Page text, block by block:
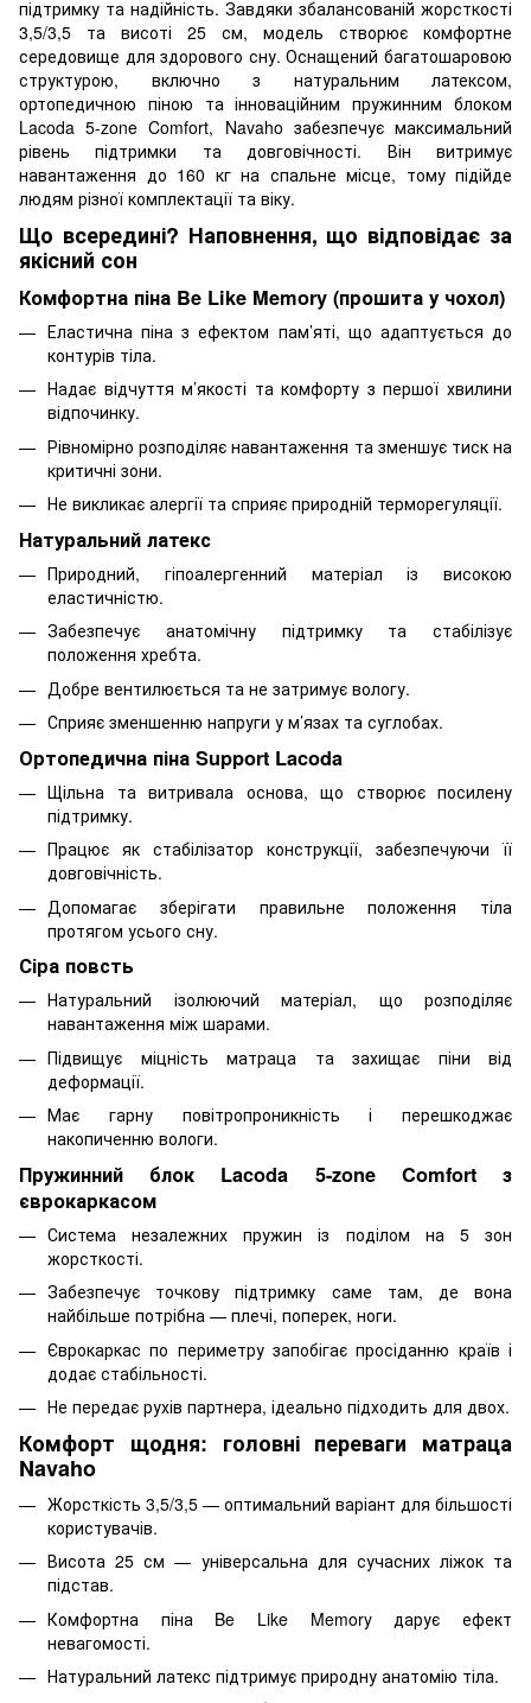
підтримку та надійність. Завдяки збалансованій жорсткості
3,5/3,5 та висоті 25 см, модель створює комфортне
середовище для здорового сну. Оснащений багатошаровою
структурою, включно з натуральним латексом,
ортопедичною піною та інноваційним пружинним блоком
Lacoda 5-zone Comfort, Navaho забезпечує максимальний
рівень підтримки та довговічності. Він витримує
навантаження до 160 кг на спальне місце, тому підійде
людям різної комплектації та віку.
Що всередині? Наповнення, що відповідає за
якісний сон
Комфортна піна Be Like Memory (прошита у чохол)
Еластична піна з ефектом пам’яті, що адаптується до
контурів тіла.
Надає відчуття м’якості та комфорту з першої хвилини
відпочинку.
Рівномірно розподіляє навантаження та зменшує тиск на
критичні зони.
Не викликає алергії та сприяє природній терморегуляції.
Натуральний латекс
Природний, гіпоалергенний матеріал із високою
еластичністю.
Забезпечує анатомічну підтримку та стабілізує
положення хребта.
Добре вентилюється та не затримує вологу.
Сприяє зменшенню напруги у м’язах та суглобах.
Ортопедична піна Support Lacoda
Щільна та витривала основа, що створює посилену
підтримку.
Працює як стабілізатор конструкції, забезпечуючи її
довговічність.
Допомагає зберігати правильне положення тіла
протягом усього сну.
Сіра повсть
Натуральний ізолюючий матеріал, що розподіляє
навантаження між шарами.
Підвищує міцність матраца та захищає піни від
деформації.
Має гарну повітропроникність і перешкоджає
накопиченню вологи.
Пружинний блок Lacoda 5-zone Comfort з
єврокаркасом
Система незалежних пружин із поділом на 5 зон
жорсткості.
Забезпечує точкову підтримку саме там, де вона
найбільше потрібна — плечі, поперек, ноги.
Єврокаркас по периметру запобігає просіданню країв і
додає стабільності.
Не передає рухів партнера, ідеально підходить для двох.
Комфорт щодня: головні переваги матраца
Navaho
Жорсткість 3,5/3,5 — оптимальний варіант для більшості
користувачів.
Висота 25 см — універсальна для сучасних ліжок та
підстав.
Комфортна піна Be Like Memory дарує ефект
невагомості.
Натуральний латекс підтримує природну анатомію тіла.